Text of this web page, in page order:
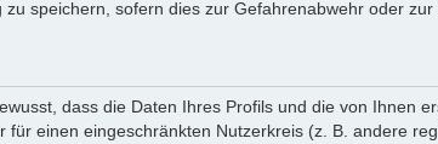
speichern, sofern dies zur Gefahrenabwehr oder zur
dass die Daten Ihres Profils und die von Ihnen
einen eingeschränkten Nutzerkreis (z. B. andere